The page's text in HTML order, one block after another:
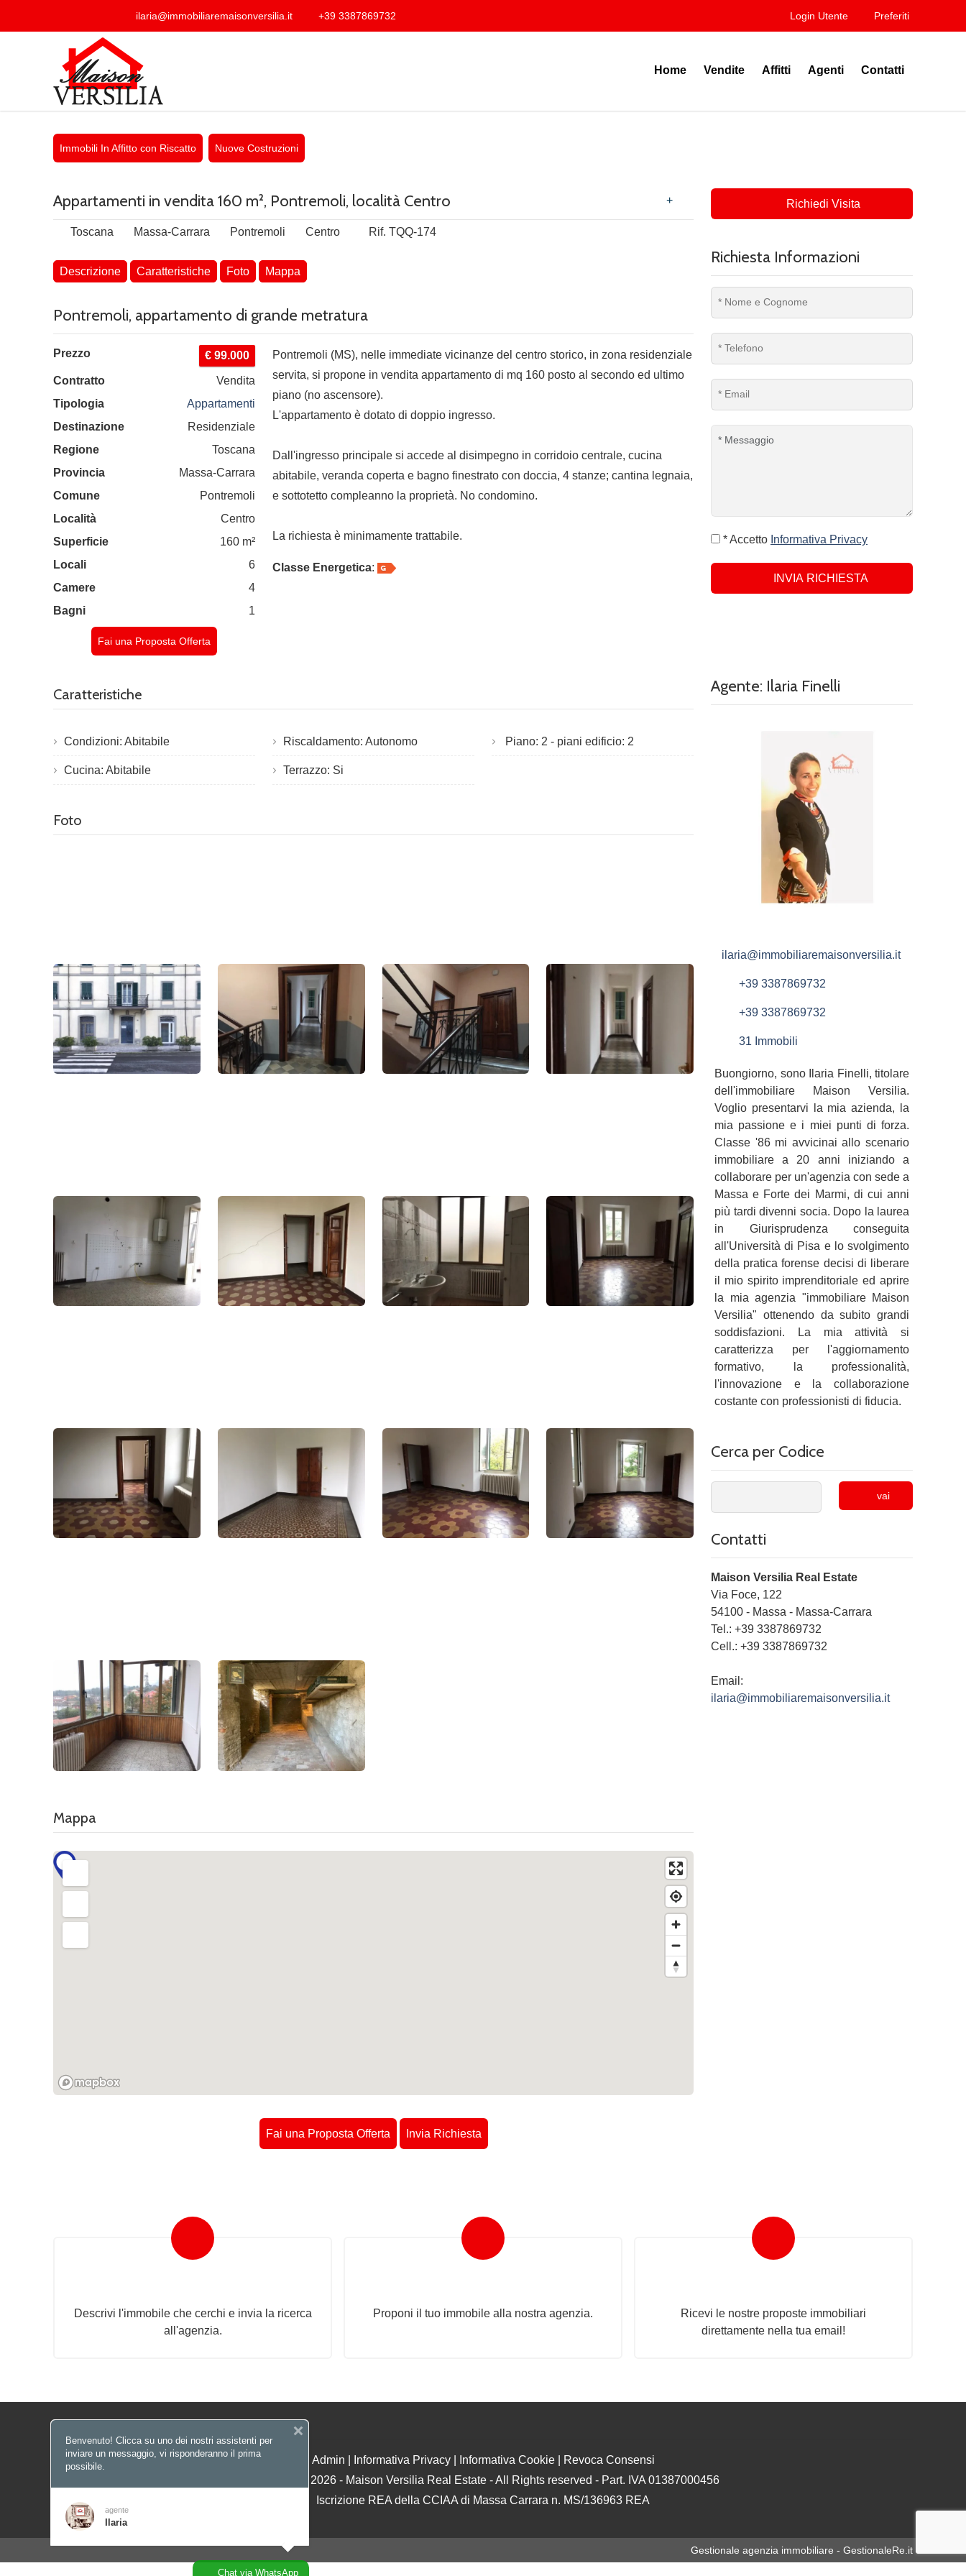
ilaria@immobiliaremaisonversilia.it +39 3387869732 Login Utente Preferiti
Home Vendite Affitti Agenti Contatti
Immobili In Affitto con Riscatto Nuove Costruzioni
Appartamenti in vendita 160 m², Pontremoli, località Centro
Toscana Massa-Carrara Pontremoli Centro Rif. TQQ-174
+
Descrizione Caratteristiche Foto Mappa
Pontremoli, appartamento di grande metratura
Prezzo € 99.000
Contratto
Vendita
Tipologia
Appartamenti
Destinazione
Residenziale
Regione
Toscana
Provincia
Massa-Carrara
Comune
Pontremoli
Località
Centro
Superficie
160 m²
Locali
6
Camere
4
Bagni
1
Fai una Proposta Offerta
Pontremoli (MS), nelle immediate vicinanze del centro storico, in zona residenziale
servita, si propone in vendita appartamento di mq 160 posto al secondo ed ultimo
piano (no ascensore).
L'appartamento è dotato di doppio ingresso.
Dall'ingresso principale si accede al disimpegno in corridoio centrale, cucina
abitabile, veranda coperta e bagno finestrato con doccia, 4 stanze; cantina legnaia,
e sottotetto compleanno la proprietà. No condomino.
La richiesta è minimamente trattabile.
Classe Energetica:
Caratteristiche
Condizioni: Abitabile Riscaldamento: Autonomo Piano: 2 - piani edificio: 2
Cucina: Abitabile Terrazzo: Si
Foto
Mappa
Fai una Proposta Offerta Invia Richiesta
Richiedi Visita
Richiesta Informazioni
* Accetto Informativa Privacy
INVIA RICHIESTA
Agente: Ilaria Finelli
ilaria@immobiliaremaisonversilia.it
+39 3387869732
+39 3387869732
31 Immobili
Buongiorno, sono Ilaria Finelli, titolare
dell'immobiliare Maison Versilia.
Voglio presentarvi la mia azienda, la
mia passione e i miei punti di forza.
Classe '86 mi avvicinai allo scenario
immobiliare a 20 anni iniziando a
collaborare per un'agenzia con sede a
Massa e Forte dei Marmi, di cui anni
più tardi divenni socia. Dopo la laurea
in Giurisprudenza conseguita
all'Università di Pisa e lo svolgimento
della pratica forense decisi di liberare
il mio spirito imprenditoriale ed aprire
la mia agenzia "immobiliare Maison
Versilia" ottenendo da subito grandi
soddisfazioni. La mia attività si
caratterizza per l'aggiornamento
formativo, la professionalità,
l'innovazione e la collaborazione
costante con professionisti di fiducia.
Cerca per Codice
vai
Contatti
Maison Versilia Real Estate
Via Foce, 122
54100 - Massa - Massa-Carrara
Tel.: +39 3387869732
Cell.: +39 3387869732
Email:
ilaria@immobiliaremaisonversilia.it
Descrivi l'immobile che cerchi e invia la ricerca
all'agenzia.
Proponi il tuo immobile alla nostra agenzia.
Ricevi le nostre proposte immobiliari
direttamente nella tua email!
Admin Informativa Privacy| Informativa Cookie|
Revoca Consensi
© Copyright 2026 - Maison Versilia Real Estate - All Rights reserved - Part. IVA 01387000456
Iscrizione REA della CCIAA di Massa Carrara n. MS/136963 REA
Gestionale agenzia immobiliare - GestionaleRe.it
Benvenuto! Clicca su uno dei nostri assistenti per
inviare un messaggio, vi risponderanno il prima
possibile.
agente
Ilaria
Chat via WhatsApp